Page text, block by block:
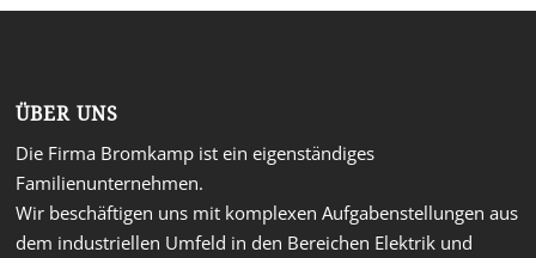
ÜBER UNS
Die Firma Bromkamp ist ein eigenständiges
Familienunternehmen.
Wir beschäftigen uns mit komplexen Aufgabenstellungen aus
dem industriellen Umfeld in den Bereichen Elektrik und